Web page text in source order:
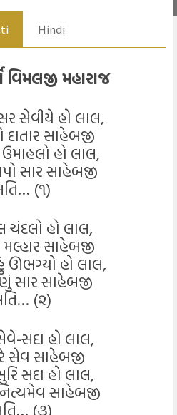
Hindi
વિમલજી મહારાજ
સેવીયે હો લાલ,
સાહેબજી
હો લાલ,
સાર સાહેબજી
(૧)
ચંદલો હો લાલ,
સાહેબજી
હો લાલ,
સાર સાહેબજી
(૨)
સદા હો લાલ,
સેવ સાહેબજી
સદા હો લાલ,
સાહેબજી
(૩)